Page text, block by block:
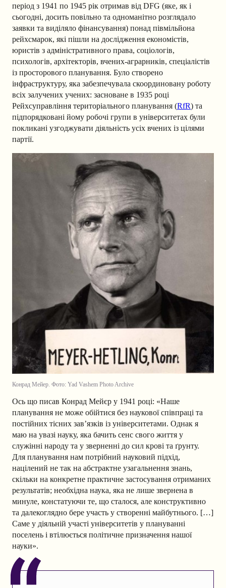
період з 1941 по 1945 рік отримав від DFG (яке, як і
сьогодні, досить повільно та одноманітно розглядало
заявки та виділяло фінансування) понад півмільйона
рейхсмарок, які пішли на дослідження економістів,
юристів з адміністративного права, соціологів,
психологів, архітекторів, вчених-аграрників, спеціалістів
із просторового планування. Було створено
інфраструктуру, яка забезпечувала скоординовану роботу
всіх залучених учених: засноване в 1935 році
Рейхсуправління територіального планування (RfR) та
підпорядковані йому робочі групи в університетах були
покликані узгоджувати діяльність усіх вчених із цілями
партії.
Конрад Мейер. Фото: Yad Vashem Photo Archive
Ось що писав Конрад Мейєр у 1941 році: «Наше
планування не може обійтися без наукової співпраці та
постійних тісних зав’язків із університетами. Однак я
маю на увазі науку, яка бачить сенс свого життя у
служінні народу та у зверненні до сил крові та ґрунту.
Для планування нам потрібний науковий підхід,
націлений не так на абстрактне узагальнення знань,
скільки на конкретне практичне застосування отриманих
результатів; необхідна наука, яка не лише звернена в
минуле, констатуючи те, що сталося, але конструктивно
та далекоглядно бере участь у створенні майбутнього. […]
Саме у діяльній участі університетів у плануванні
поселень і втілюється політичне призначення нашої
науки».